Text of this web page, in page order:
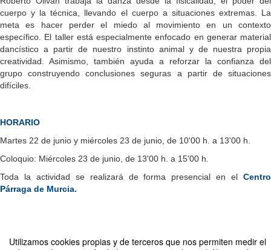
Utilizamos cookies propias y de terceros que nos permiten medir el
cuerpo y la técnica, llevando el cuerpo a situaciones extremas. La
meta es hacer perder el miedo al movimiento en un contexto
específico. El taller está especialmente enfocado en generar material
dancístico a partir de nuestro instinto animal y de nuestra propia
creatividad. Asimismo, también ayuda a reforzar la confianza del
grupo construyendo conclusiones seguras a partir de situaciones
difíciles.
HORARIO
Martes 22 de junio y miércoles 23 de junio, de 10'00 h. a 13'00 h.
Coloquio: Miércoles 23 de junio, de 13'00 h. a 15'00 h.
Toda la actividad se realizará de forma presencial en el Centro
Párraga de Murcia.